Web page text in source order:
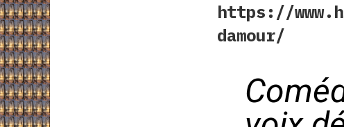
https://
damour/